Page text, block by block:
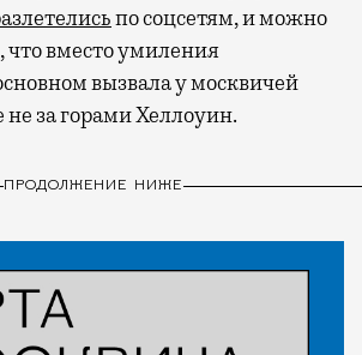
по соцсетям, и можно
что вместо умиления
вызвала у москвичей
не за горами Хеллоуин.
ПРОДОЛЖЕНИЕ НИЖЕ